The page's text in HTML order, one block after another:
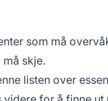
som må
skje.
listen over